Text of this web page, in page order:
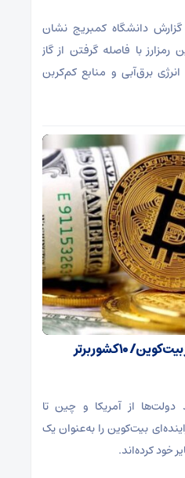
دانشگاه کمبریج نشان
با فاصله گرفتن از گاز
برق‌آبی و منابع کم‌کربن
رقابت پنهان دولت‌ها بر سر بیت‌کوین/ ۱۰ کشور برتر
دولت‌ها از آمریکا و چین تا
بیت‌کوین را به‌عنوان یک
خود کرده‌اند.